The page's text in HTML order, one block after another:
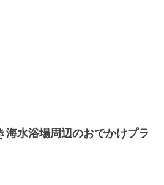
海水浴場周辺のおでかけプラ